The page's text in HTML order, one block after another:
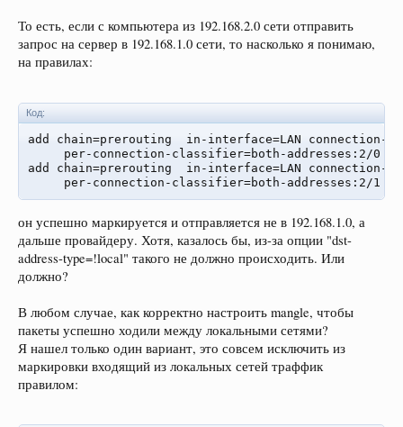
То есть, если с компьютера из 192.168.2.0 сети отправить
запрос на сервер в 192.168.1.0 сети, то насколько я понимаю,
на правилах:
Код:
add chain=prerouting  in-interface=LAN connection-
per-connection-classifier=both-addresses:2/0
add chain=prerouting  in-interface=LAN connection-
per-connection-classifier=both-addresses:2/1
он успешно маркируется и отправляется не в 192.168.1.0, а
дальше провайдеру. Хотя, казалось бы, из-за опции "dst-
address-type=!local" такого не должно происходить. Или
должно?
В любом случае, как корректно настроить mangle, чтобы
пакеты успешно ходили между локальными сетями?
Я нашел только один вариант, это совсем исключить из
маркировки входящий из локальных сетей траффик
правилом: